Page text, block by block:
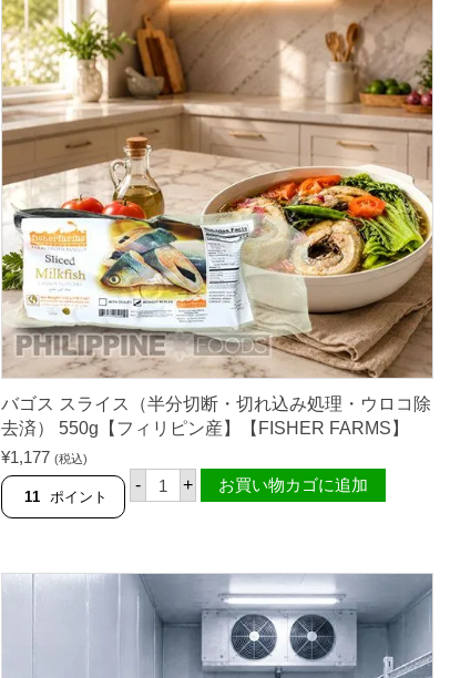
S
】
個
ム
ズ
フ
ィ
ッ
シ
ュ
フ
ラ
ン
ク
フ
ル
ト
2
5
0
g
【
F
I
S
H
E
R
A
R
バゴス スライス（半分切断・切れ込み処理・ウロコ除
去済） 550g【フィリピン産】【FISHER FARMS】
¥1,177 (税込)
11 ポイント
- バ
ゴ
（
半
分
切
+ お買い物カゴに追加